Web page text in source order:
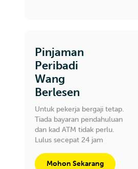
Pinjaman
Peribadi
Wang
Berlesen
Untuk pekerja bergaji tetap.
Tiada bayaran pendahuluan
dan kad ATM tidak perlu.
Lulus secepat 24 jam
Mohon Sekarang